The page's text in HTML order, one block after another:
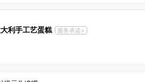
利手工艺蛋糕
服务承诺>